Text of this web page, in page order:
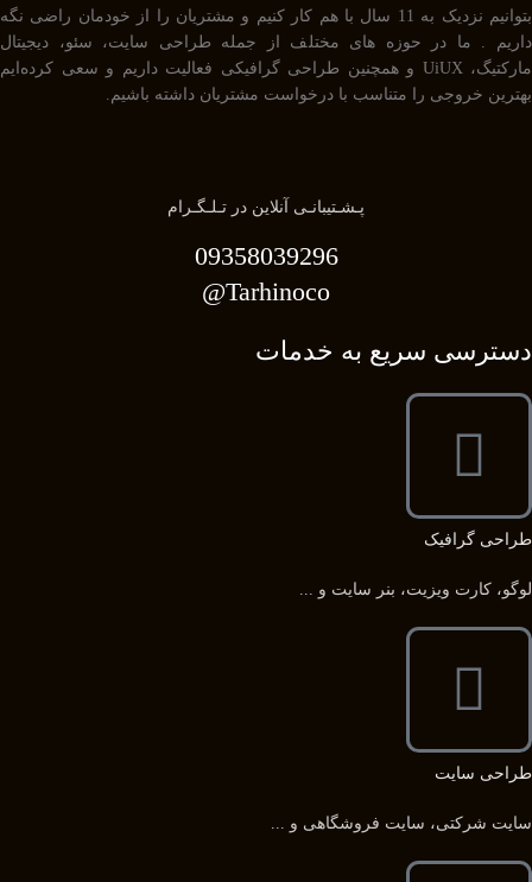
بتوانیم نزدیک به 11 سال با هم کار کنیم و مشتریان را از خودمان راضی نگه
داریم . ما در حوزه های مختلف از جمله طراحی سایت، سئو، دیجیتال
مارکتیگ، UiUX و همچنین طراحی گرافیکی فعالیت داریم و سعی کرده‌ایم
بهترین خروجی را متناسب با درخواست مشتریان داشته باشیم.
پـشـتیبانـی آنلاین در تـلـگـرام
09358039296
Tarhinoco@​
دسترسی سریع به خدمات
طراحی گرافیک
لوگو، کارت ویزیت، بنر سایت و ...
طراحی سایت
سایت شرکتی، سایت فروشگاهی و ...